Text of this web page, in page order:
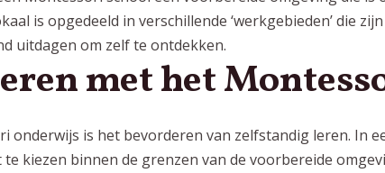
is opgedeeld in verschillende ‘werkgebieden’ die
uitdagen om zelf te ontdekken.
met het
onderwijs is het bevorderen van zelfstandig leren. In
kiezen binnen de grenzen van de voorbereide